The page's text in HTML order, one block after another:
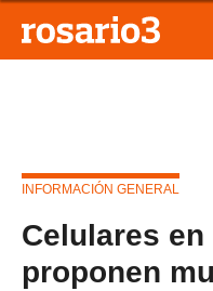
INFORMACIÓN GENERAL
Celulares
proponen